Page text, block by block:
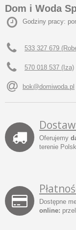
Dom i Woda
Godziny pracy:
533 327 679
570 018 537 (Iza)
bok@domiwoda.pl
Oferujemy
terenie
Dostępne
online: